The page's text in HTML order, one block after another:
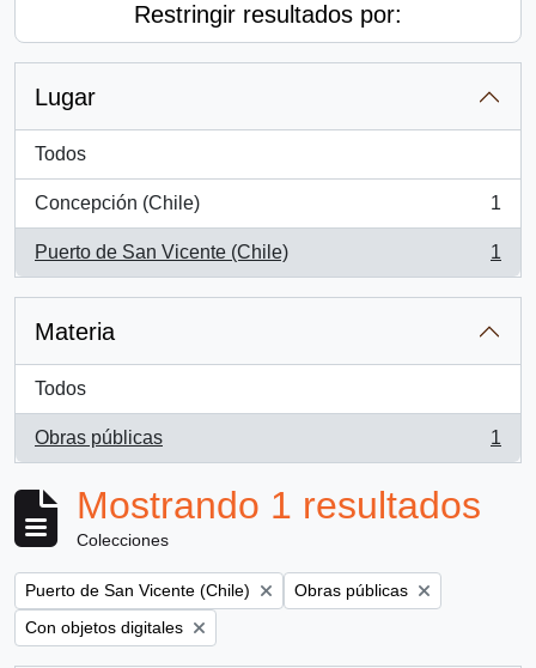
Restringir resultados por:
Lugar
Todos
Concepción (Chile)
, 1 resultados
1
Puerto de San Vicente (Chile)
, 1 resultados
1
Materia
Todos
Obras públicas
, 1 resultados
1
Mostrando 1 resultados
Colecciones
Remove filter:
Puerto de San Vicente (Chile) Remove filter:
Obras públicas
Remove filter:
Con objetos digitales